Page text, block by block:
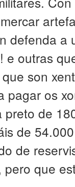
defenda a
e outras
son
pagar os
de
de
de
que